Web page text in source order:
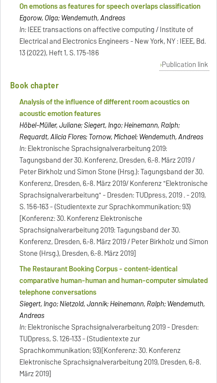
On emotions as features for speech overlaps classification
Egorow, Olga; Wendemuth, Andreas
In:IEEE transactions on affective computing / Institute of
Electrical and Electronics Engineers - New York, NY : IEEE, Bd.
13 (2022), Heft 1, S. 175-186
Publication link
Book chapter
Analysis of the influence of different room acoustics on
acoustic emotion features
Höbel-Müller, Juliane; Siegert, Ingo; Heinemann, Ralph;
Requardt, Alicia Flores; Tornow, Michael; Wendemuth, Andreas
In:Elektronische Sprachsignalverarbeitung 2019:
Tagungsband der 30. Konferenz, Dresden, 6.-8. März 2019 /
Peter Birkholz und Simon Stone (Hrsg.): Tagungsband der 30.
Konferenz, Dresden, 6.-8. März 2019/ Konferenz "Elektronische
Sprachsignalverarbeitung" - Dresden: TUDpress, 2019 . - 2019,
S. 156-163 - (Studientexte zur Sprachkommunikation; 93)
[Konferenz: 30. Konferenz Elektronische
Sprachsignalverarbeitung 2019: Tagungsband der 30.
Konferenz, Dresden, 6.-8. März 2019 / Peter Birkholz und Simon
Stone (Hrsg.), Dresden, 6.-8. März 2019]
The Restaurant Booking Corpus - content-identical
comparative human-human and human-computer simulated
telephone conversations
Siegert, Ingo; Nietzold, Jannik; Heinemann, Ralph; Wendemuth,
Andreas
In:Elektronische Sprachsignalverarbeitung 2019 - Dresden:
TUDpress, S. 126-133 - (Studientexte zur
Sprachkommunikation; 93)[Konferenz: 30. Konferenz
Elektronische Sprachsignalverarbeitung 2019, Dresden, 6.-8.
März 2019]